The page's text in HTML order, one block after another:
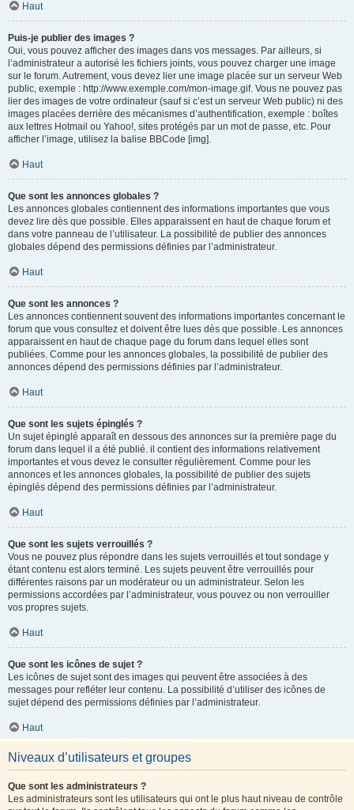
Haut
Puis-je publier des images ?
Oui, vous pouvez afficher des images dans vos messages. Par ailleurs, si
l’administrateur a autorisé les fichiers joints, vous pouvez charger une image
sur le forum. Autrement, vous devez lier une image placée sur un serveur Web
public, exemple : http://www.exemple.com/mon-image.gif. Vous ne pouvez pas
lier des images de votre ordinateur (sauf si c’est un serveur Web public) ni des
images placées derrière des mécanismes d’authentification, exemple : boîtes
aux lettres Hotmail ou Yahoo!, sites protégés par un mot de passe, etc. Pour
afficher l’image, utilisez la balise BBCode [img].
Haut
Que sont les annonces globales ?
Les annonces globales contiennent des informations importantes que vous
devez lire dès que possible. Elles apparaissent en haut de chaque forum et
dans votre panneau de l’utilisateur. La possibilité de publier des annonces
globales dépend des permissions définies par l’administrateur.
Haut
Que sont les annonces ?
Les annonces contiennent souvent des informations importantes concernant le
forum que vous consultez et doivent être lues dès que possible. Les annonces
apparaissent en haut de chaque page du forum dans lequel elles sont
publiées. Comme pour les annonces globales, la possibilité de publier des
annonces dépend des permissions définies par l’administrateur.
Haut
Que sont les sujets épinglés ?
Un sujet épinglé apparaît en dessous des annonces sur la première page du
forum dans lequel il a été publié. il contient des informations relativement
importantes et vous devez le consulter régulièrement. Comme pour les
annonces et les annonces globales, la possibilité de publier des sujets
épinglés dépend des permissions définies par l’administrateur.
Haut
Que sont les sujets verrouillés ?
Vous ne pouvez plus répondre dans les sujets verrouillés et tout sondage y
étant contenu est alors terminé. Les sujets peuvent être verrouillés pour
différentes raisons par un modérateur ou un administrateur. Selon les
permissions accordées par l’administrateur, vous pouvez ou non verrouiller
vos propres sujets.
Haut
Que sont les icônes de sujet ?
Les icônes de sujet sont des images qui peuvent être associées à des
messages pour refléter leur contenu. La possibilité d’utiliser des icônes de
sujet dépend des permissions définies par l’administrateur.
Haut
Niveaux d’utilisateurs et groupes
Que sont les administrateurs ?
Les administrateurs sont les utilisateurs qui ont le plus haut niveau de contrôle